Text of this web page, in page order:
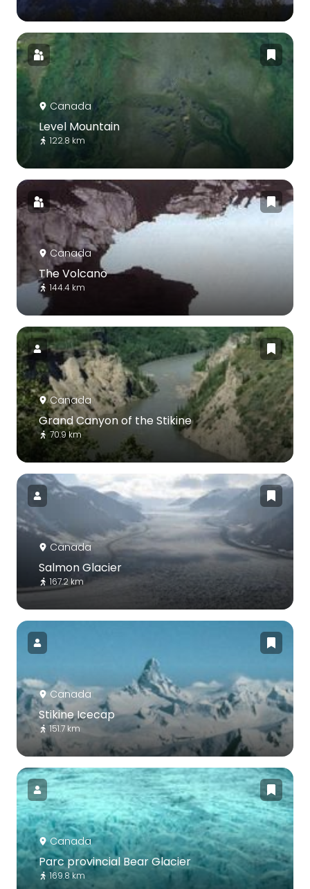
Canada
Level Mountain
122.8 km
Canada
The Volcano
144.4 km
Canada
Grand Canyon of the Stikine
70.9 km
Canada
Salmon Glacier
167.2 km
Canada
Stikine Icecap
151.7 km
Canada
Parc provincial Bear Glacier
169.8 km